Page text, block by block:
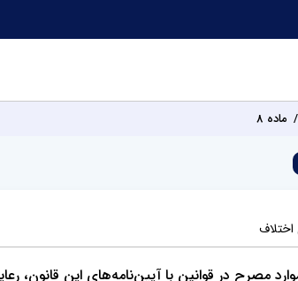
ماده 8
مصرح در قوانین با آیین‌نامه‌های این